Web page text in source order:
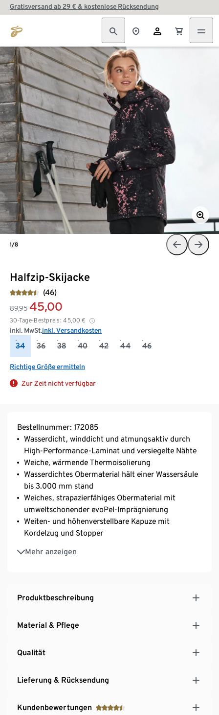
Gratisversand ab 29 € & kostenlose Rücksendung
Halfzip-Skijacke
(46)
89,95 45,00
30-Tage-Bestpreis: 45,00 €
inkl. MwSt.inkl. Versandkosten
34 36 38 40 42 44 46
Richtige Größe ermitteln
Zur Zeit nicht verfügbar
1/8
Bestellnummer: 172085
Wasserdicht, winddicht und atmungsaktiv durch
High-Performance-Laminat und versiegelte Nähte
Weiche, wärmende Thermoisolierung
Wasserdichtes Obermaterial hält einer Wassersäule
bis 3.000 mm stand
Weiches, strapazierfähiges Obermaterial mit
umweltschonender evoPel-Imprägnierung
Weiten- und höhenverstellbare Kapuze mit
Kordelzug und Stopper
Mehr anzeigen
Eine Seite mit versiegeltem Reißverschluss für
leichtes An- und Aussziehen
2 seitliche Reißverschlusstaschen
Versiegelter Frontreißverschluss mit Kinnschutz
Ergonomisch geformte Armabschlüsse mit
Saum mit Kordelzug und Stopper
Skipass-Tasche mit Reißverschluss am Arm
Verlängerte Rückenpartie mit abgerundetem Saum
Produktbeschreibung
Material & Pflege
Qualität
Lieferung & Rücksendung
Kundenbewertungen